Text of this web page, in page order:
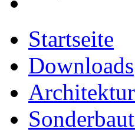
Startseite
Downloads